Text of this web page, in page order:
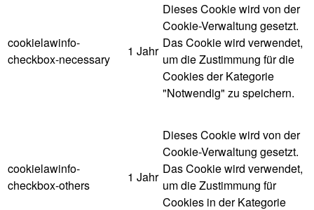
cookielawinfo-
checkbox-necessary
1 Jahr
Dieses Cookie wird von der
Cookie-Verwaltung gesetzt.
Das Cookie wird verwendet,
um die Zustimmung für die
Cookies der Kategorie
"Notwendig" zu speichern.
cookielawinfo-
checkbox-others
1 Jahr
Dieses Cookie wird von der
Cookie-Verwaltung gesetzt.
Das Cookie wird verwendet,
um die Zustimmung für
Cookies in der Kategorie